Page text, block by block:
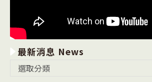
最新消息 News
選取分類